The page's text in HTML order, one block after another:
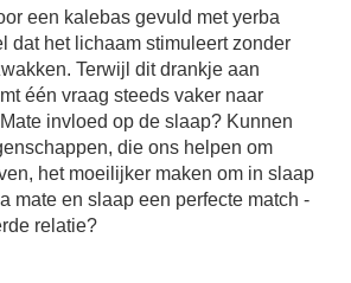
één vraag steeds vaker naar
invloed op de slaap? Kunnen
die ons helpen om
het moeilijker maken om in slaap
mate en slaap een perfecte match -
relatie?